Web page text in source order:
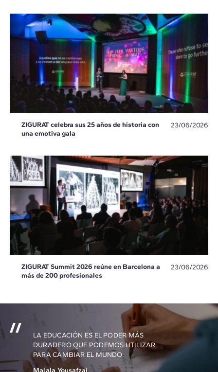
ZIGURAT celebra sus 25 años de historia con
una emotiva gala
23/06/2026
ZIGURAT Summit 2026 reúne en Barcelona a
más de 200 profesionales
23/06/2026
LA EDUCACIÓN ES EL PODER MÁS
DURADERO QUE PODEMOS UTILIZAR
PARA CAMBIAR EL MUNDO.
Malala Yousafzai